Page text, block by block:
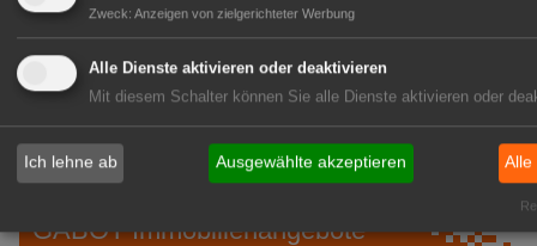
Gärtnerei Hanns
Mitarbeiter (m/w/d) für unsere
Logistikhalle
Herongen
zur Stellenanzeige
GABOT Immobilienangebote
Zweck: Anzeigen von zielgerichteter Werbung
Alle Dienste aktivieren oder deaktivieren
Mit diesem Schalter können Sie alle Dienste aktivieren oder
Ich lehne ab Ausgewählte akzeptieren Alle